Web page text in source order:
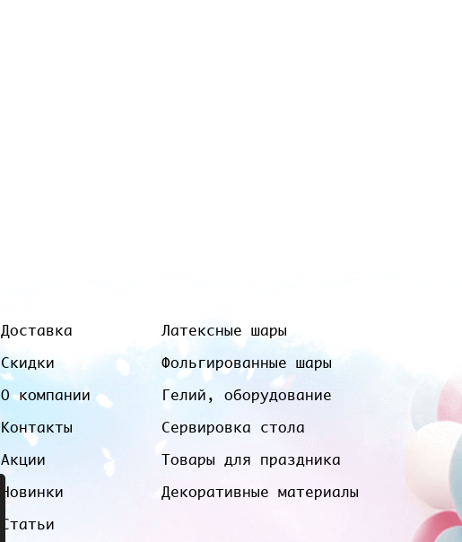
Доставка
Скидки
О компании
Контакты
Акции
Новинки
Статьи
Латексные шары
Фольгированные шары
Гелий, оборудование
Сервировка стола
Товары для праздника
Декоративные материалы